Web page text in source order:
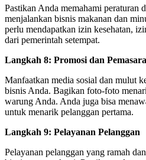
Pastikan Anda memahami peraturan
menjalankan bisnis makanan dan
perlu mendapatkan izin kesehatan,
dari pemerintah setempat.
Langkah 8: Promosi dan
Manfaatkan media sosial dan mulut
bisnis Anda. Bagikan foto-foto
warung Anda. Anda juga bisa
untuk menarik pelanggan pertama.
Langkah 9: Pelayanan Pelanggan
Pelayanan pelanggan yang ramah